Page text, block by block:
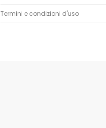
Termini e condizioni d'uso